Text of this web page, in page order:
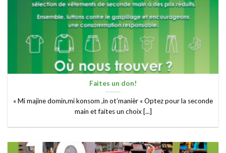
Faites un don!
« Mi majine domin,mi konsom ,in ot’manièr « Optez pour la seconde
main et faites un choix [...]